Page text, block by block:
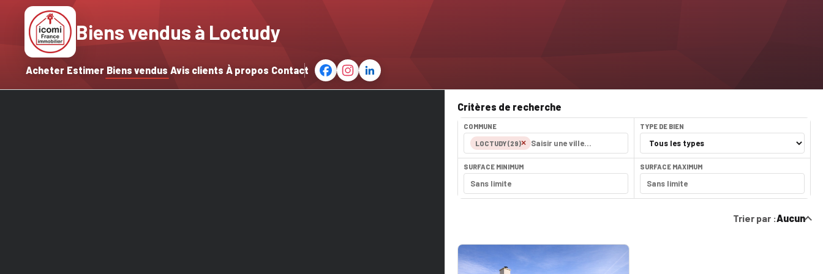
Acheter Estimer Biens vendus Avis clients À propos Contact
Biens vendus à Loctudy
Critères de recherche
COMMUNE
LOCTUDY (29)×
TYPE DE BIEN
SURFACE MINIMUM SURFACE MAXIMUM
Trier par :Aucun